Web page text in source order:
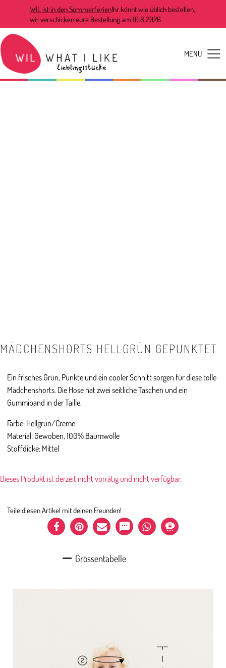
WIL ist in den SommerferienIhr könnt wie üblich bestellen,
wir verschicken eure Bestellung am 10.8.2026
MÄDCHENSHORTS HELLGRÜN GEPUNKTET
Ein frisches Grün, Punkte und ein cooler Schnitt sorgen für diese tolle
Mädchenshorts. Die Hose hat zwei seitliche Taschen und ein
Gummiband in der Taille.
Farbe: Hellgrün/Creme
Material: Gewoben, 100% Baumwolle
Stoffdicke: Mittel
Dieses Produkt ist derzeit nicht vorrätig und nicht verfügbar.
Teile diesen Artikel mit deinen Freunden!
Grössentabelle